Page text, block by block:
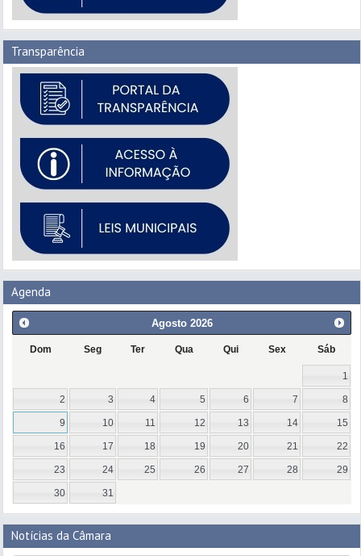
Transparência
Agenda
Agosto 2026
Dom Seg Ter Qua Qui Sex Sáb
1
2 3 4 5 6 7 8
9 10 11 12 13 14 15
16 17 18 19 20 21 22
23 24 25 26 27 28 29
30 31
Notícias da Câmara